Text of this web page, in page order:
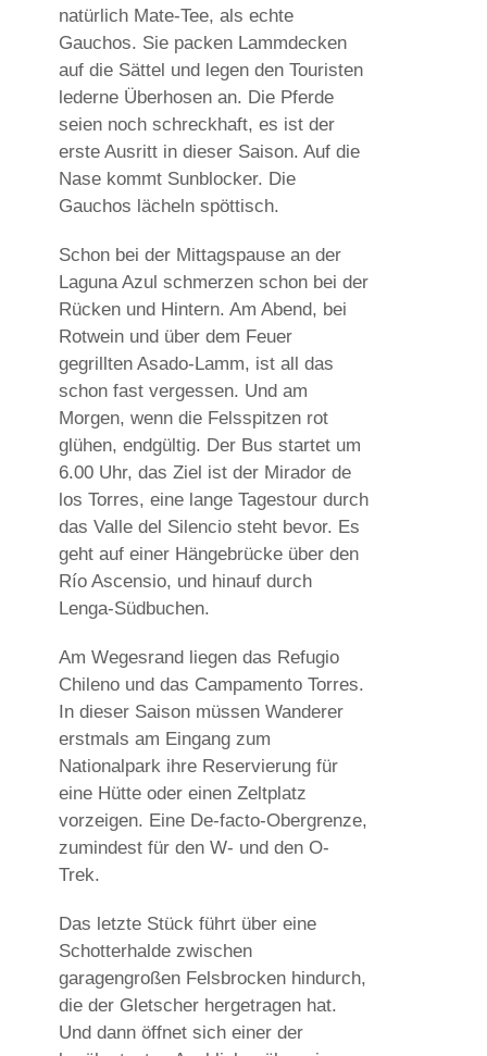
natürlich Mate-Tee, als echte
Gauchos. Sie packen Lammdecken
auf die Sättel und legen den Touristen
lederne Überhosen an. Die Pferde
seien noch schreckhaft, es ist der
erste Ausritt in dieser Saison. Auf die
Nase kommt Sunblocker. Die
Gauchos lächeln spöttisch.
Schon bei der Mittagspause an der
Laguna Azul schmerzen schon bei der
Rücken und Hintern. Am Abend, bei
Rotwein und über dem Feuer
gegrillten Asado-Lamm, ist all das
schon fast vergessen. Und am
Morgen, wenn die Felsspitzen rot
glühen, endgültig. Der Bus startet um
6.00 Uhr, das Ziel ist der Mirador de
los Torres, eine lange Tagestour durch
das Valle del Silencio steht bevor. Es
geht auf einer Hängebrücke über den
Río Ascensio, und hinauf durch
Lenga-Südbuchen.
Am Wegesrand liegen das Refugio
Chileno und das Campamento Torres.
In dieser Saison müssen Wanderer
erstmals am Eingang zum
Nationalpark ihre Reservierung für
eine Hütte oder einen Zeltplatz
vorzeigen. Eine De-facto-Obergrenze,
zumindest für den W- und den O-
Trek.
Das letzte Stück führt über eine
Schotterhalde zwischen
garagengroßen Felsbrocken hindurch,
die der Gletscher hergetragen hat.
Und dann öffnet sich einer der